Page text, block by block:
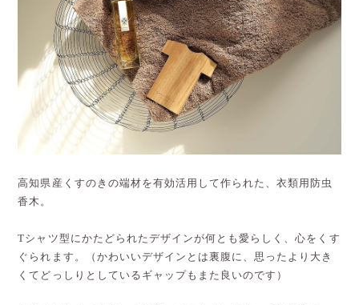
高知県産くすのきの端材を有効活用して作られた、衣類用防虫
香木。
Tシャツ型にかたどられたデザインが何とも愛らしく、心をくす
ぐられます。（かわいいデザインとは裏腹に、思ったより大き
くてどっしりとしているギャップもまた良いのです）